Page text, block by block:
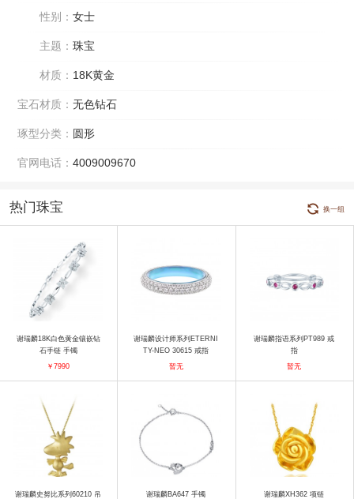
性别： 女士
主题： 珠宝
材质： 18K黄金
宝石材质： 无色钻石
琢型分类： 圆形
官网电话： 4009009670
热门珠宝 换一组
谢瑞麟18K白色黄金镶嵌钻
石手链 手镯
￥7990
谢瑞麟设计师系列ETERNI
TY-NEO 30615 戒指
暂无
谢瑞麟指语系列PT989 戒
指
暂无
谢瑞麟史努比系列60210 吊 谢瑞麟BA647 手镯 谢瑞麟XH362 项链